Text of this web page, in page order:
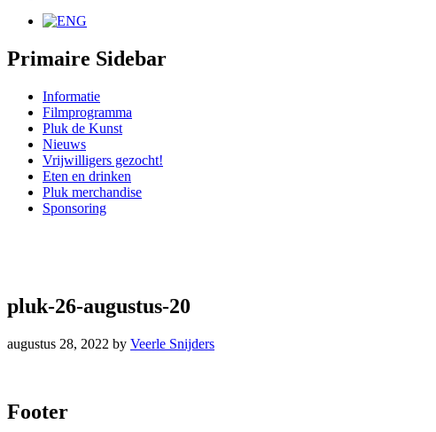
Primaire Sidebar
Informatie
Filmprogramma
Pluk de Kunst
Nieuws
Vrijwilligers gezocht!
Eten en drinken
Pluk merchandise
Sponsoring
pluk-26-augustus-20
augustus 28, 2022 by Veerle Snijders
Footer